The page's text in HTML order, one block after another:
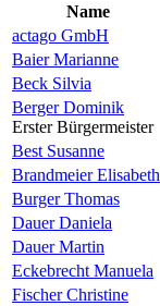
Name
actago GmbH
Baier Marianne
Beck Silvia
Berger Dominik
Erster Bürgermeister
Best Susanne
Brandmeier Elisabeth
Burger Thomas
Dauer Daniela
Dauer Martin
Eckebrecht Manuela
Fischer Christine